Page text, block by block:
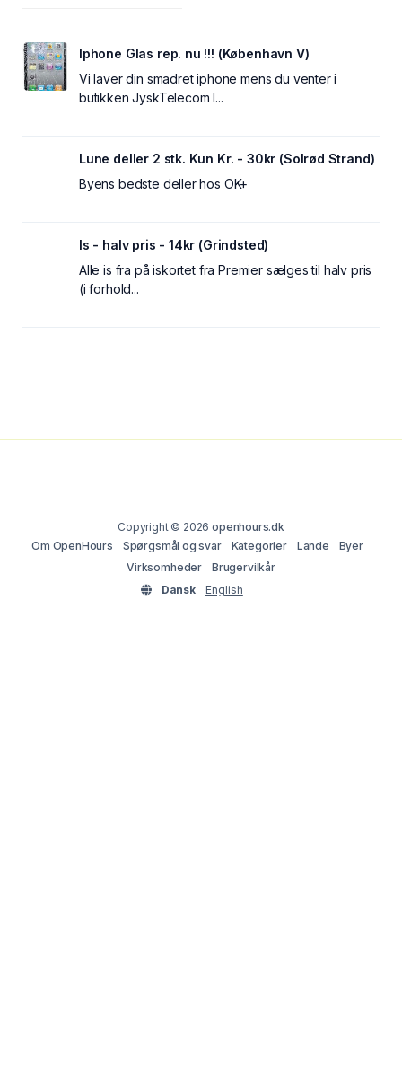
Iphone Glas rep. nu !!! (København V)
Vi laver din smadret iphone mens du venter i
butikken JyskTelecom I...
Lune deller 2 stk. Kun Kr. - 30kr (Solrød Strand)
Byens bedste deller hos OK+
Is - halv pris - 14kr (Grindsted)
Alle is fra på iskortet fra Premier sælges til halv pris
(i forhold...
Copyright © 2026openhours.dk
Om OpenHours
Spørgsmål og svar Kategorier Lande
Byer
Virksomheder
Brugervilkår
Dansk
English